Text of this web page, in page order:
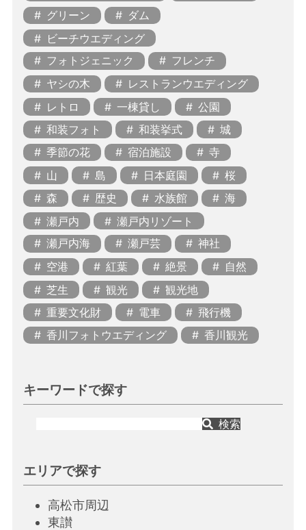
グリーン
ダム
ビーチウエディング
フォトジェニック
フレンチ
ヤシの木
レストランウエディング
レトロ
一棟貸し
公園
和装フォト
和装挙式
城
季節の花
宿泊施設
寺
山
島 日本庭園
桜
森
歴史 水族館
海
瀬戸内
瀬戸内リゾート
瀬戸内海
瀬戸芸
神社
空港
紅葉 絶景
自然
芝生
観光
観光地
重要文化財
電車
飛行機
香川フォトウエディング
香川観光
キーワードで探す
検索
エリアで探す
高松市周辺
東讃